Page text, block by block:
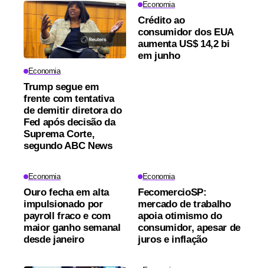
Economia
Trump segue em
frente com tentativa
de demitir diretora do
Fed após decisão da
Suprema Corte,
segundo ABC News
Economia
Crédito ao
consumidor dos EUA
aumenta US$ 14,2 bi
em junho
Economia
Ouro fecha em alta
impulsionado por
payroll fraco e com
maior ganho semanal
desde janeiro
Economia
FecomercioSP:
mercado de trabalho
apoia otimismo do
consumidor, apesar de
juros e inflação